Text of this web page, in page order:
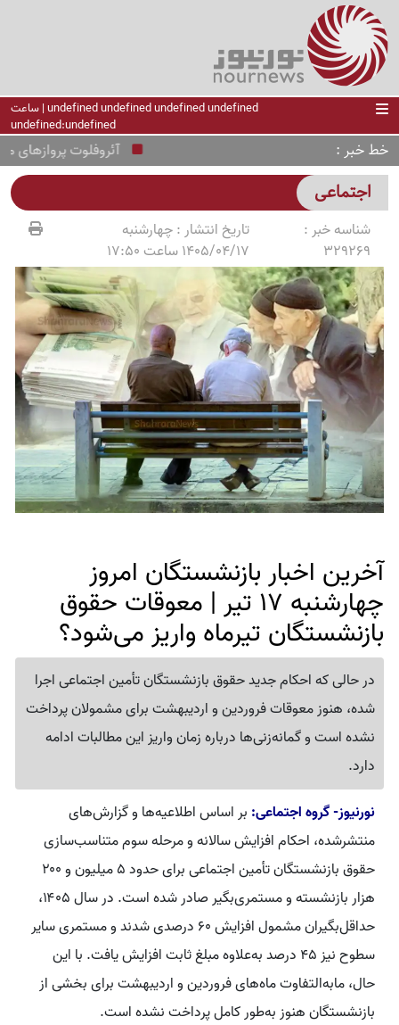
undefined undefined undefined undefined | ساعت
undefined:undefined
خط خبر آئروفلوت پروازهای مسکو-
اجتماعی
شناسه خبر :
329269
تاریخ انتشار :چهارشنبه
1405/04/17 ساعت 17:50
آخرین اخبار بازنشستگان امروز
چهارشنبه 17 تیر | معوقات حقوق
بازنشستگان تیرماه واریز می‌شود؟
در حالی که احکام جدید حقوق بازنشستگان تأمین اجتماعی اجرا
شده، هنوز معوقات فروردین و اردیبهشت برای مشمولان پرداخت
نشده است و گمانه‌زنی‌ها درباره زمان واریز این مطالبات ادامه
دارد.
نورنیوز- گروه اجتماعی: بر اساس اطلاعیه‌ها و گزارش‌های
منتشرشده، احکام افزایش سالانه و مرحله سوم متناسب‌سازی
حقوق بازنشستگان تأمین اجتماعی برای حدود ۵ میلیون و ۲۰۰
هزار بازنشسته و مستمری‌بگیر صادر شده است. در سال ۱۴۰۵،
حداقل‌بگیران مشمول افزایش ۶۰ درصدی شدند و مستمری سایر
سطوح نیز ۴۵ درصد به‌علاوه مبلغ ثابت افزایش یافت. با این
حال، مابه‌التفاوت ماه‌های فروردین و اردیبهشت برای بخشی از
بازنشستگان هنوز به‌طور کامل پرداخت نشده است.